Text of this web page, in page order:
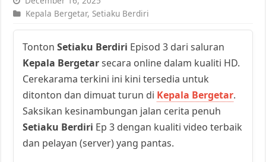
Kepala Bergetar, Setiaku Berdiri
TontonSetiaku Berdiri Episod 3 dari saluran
Kepala Bergetarsecara online dalam kualiti HD.
Cerekarama terkini ini kini tersedia untuk
ditonton dan dimuat turun di Kepala Bergetar.
Saksikan kesinambungan jalan cerita penuh
Setiaku Berdiri Ep 3 dengan kualiti video terbaik
dan pelayan (server) yang pantas.